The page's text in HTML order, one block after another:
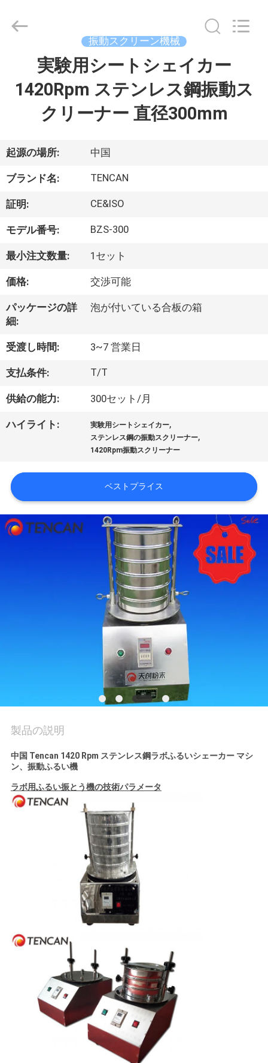
ダ
ク
ト
私
に
つ
い
て
工
場
行
品
連
絡
し
な
さ
ス
2026
振動スクリーン機械
実験用シートシェイカー
1420Rpm ステンレス鋼振動ス
クリーナー 直径300mm
起源の場所: 中国
ブランド名: TENCAN
証明: CE&ISO
モデル番号: BZS-300
最小注文数量: 1セット
価格: 交渉可能
パッケージの詳
細:
泡が付いている合板の箱
受渡し時間: 3~7 営業日
支払条件: T/T
供給の能力: 300セット/月
ハイライト: 実験用シートシェイカー,
ステンレス鋼の振動スクリーナー,
1420Rpm振動スクリーナー
ベストプライス
製品の説明
中国 Tencan 1420 Rpm ステンレス鋼ラボふるいシェーカー マシ
ン、振動ふるい機
ラボ用ふるい振とう機の技術パラメータ